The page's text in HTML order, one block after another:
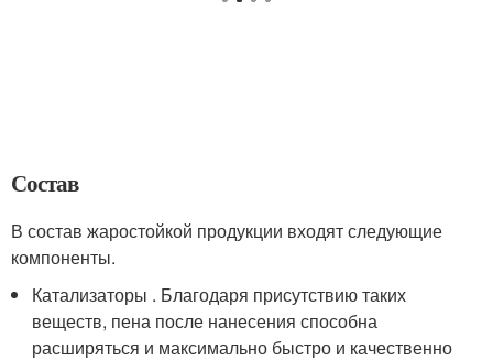
Состав
В состав жаростойкой продукции входят следующие
компоненты.
Катализаторы . Благодаря присутствию таких
веществ, пена после нанесения способна
расширяться и максимально быстро и качественно